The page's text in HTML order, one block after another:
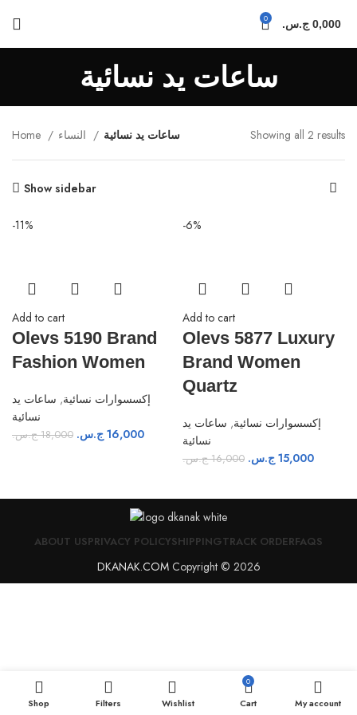
0 0,000 ج.س.
ساعات يد نسائية
Home ساعات يد نسائية Showing all 2 results
Show sidebar
-11%
Add to cart
Olevs 5190 Brand
Fashion Women
إكسسوارات نسائية, ساعات يد
نسائية
18,000 ج.س. 16,000 ج.س.
-6%
Add to cart
Olevs 5877 Luxury
Brand Women
Quartz
إكسسوارات نسائية, ساعات يد
نسائية
16,000 ج.س. 15,000 ج.س.
ABOUT USPRIVACY POLICYSHIPPINGTRACK ORDERFAQS
DKANAK.COMCopyright © 2026
Shop Filters Wishlist
0
Cart My account